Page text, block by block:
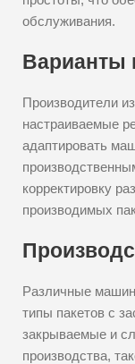
обслуживания.
Варианты
Производители
настраиваемые
адаптировать
корректировку
производимых
Различные
типы пакетов с
закрываемые и
производства,